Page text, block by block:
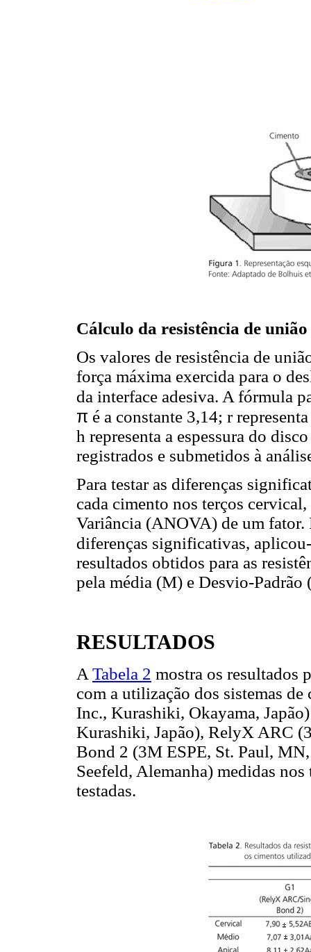
Cálculo da resistência de
Os valores de resistência de
força máxima exercida para o
da interface adesiva. A fórmula
π é a constante 3,14; r
h representa a espessura do
registrados e submetidos à
Para testar as diferenças
cada cimento nos terços
Variância (ANOVA) de um fator.
diferenças significativas,
resultados obtidos para as
pela média (M) e Desvio-Padrão
RESULTADOS
A Tabela 2 mostra os resultados
com a utilização dos sistemas
Inc., Kurashiki, Okayama,
Kurashiki, Japão), RelyX ARC
Bond 2 (3M ESPE, St. Paul,
Seefeld, Alemanha) medidas
testadas.